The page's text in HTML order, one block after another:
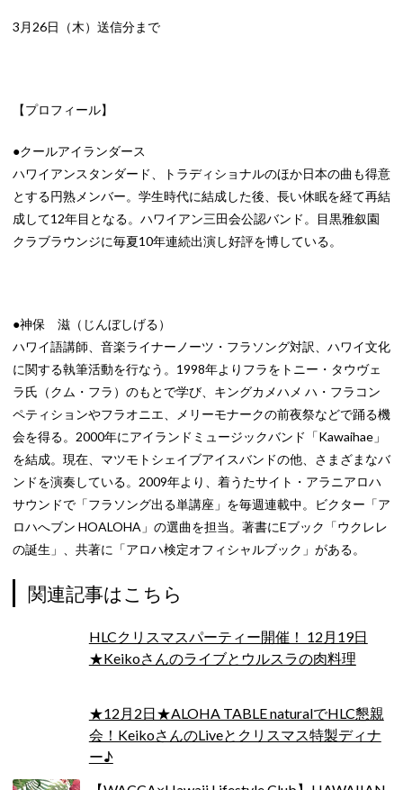
3月26日（木）送信分まで
【プロフィール】
●クールアイランダース
ハワイアンスタンダード、トラディショナルのほか日本の曲も得意
とする円熟メンバー。学生時代に結成した後、長い休眠を経て再結
成して12年目となる。ハワイアン三田会公認バンド。目黒雅叙園
クラブラウンジに毎夏10年連続出演し好評を博している。
●神保 滋（じんぼしげる）
ハワイ語講師、音楽ライナーノーツ・フラソング対訳、ハワイ文化
に関する執筆活動を行なう。1998年よりフラをトニー・タウヴェ
ラ氏（クム・フラ）のもとで学び、キングカメハメ ハ・フラコン
ペティションやフラオニエ、メリーモナークの前夜祭などで踊る機
会を得る。2000年にアイランドミュージックバンド「Kawaihae」
を結成。現在、マツモトシェイブアイスバンドの他、さまざまなバ
ンドを演奏している。2009年より、着うたサイト・アラニアロハ
サウンドで「フラソング出る単講座」を毎週連載中。ビクター「ア
ロハへブン HOALOHA」の選曲を担当。著書にEブック「ウクレレ
の誕生」、共著に「アロハ検定オフィシャルブック」がある。
関連記事はこちら
HLCクリスマスパーティー開催！ 12月19日
★Keikoさんのライブとウルスラの肉料理
★12月2日★ALOHA TABLE naturalでHLC懇親
会！KeikoさんのLiveとクリスマス特製ディナ
ー♪